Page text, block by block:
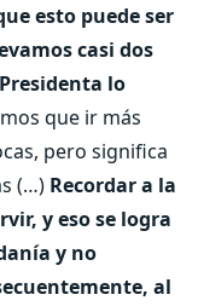
esto puede ser
casi dos
lo
que ir más
pero significa
(…) Recordar a la
y eso se logra
y no
al